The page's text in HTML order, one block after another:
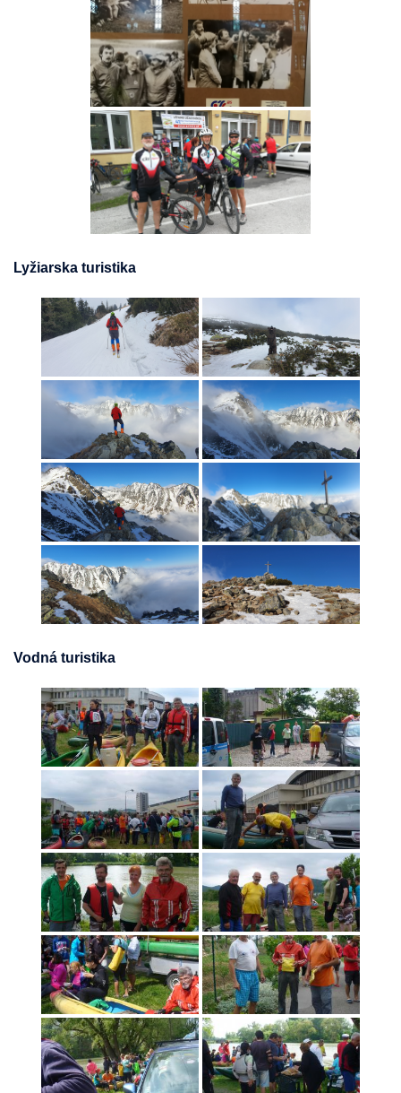
Lyžiarska turistika
Vodná turistika